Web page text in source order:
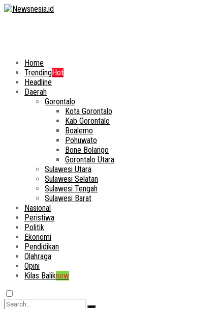
Home
TrendingHot
Headline
Daerah
Gorontalo
Kota Gorontalo
Kab Gorontalo
Boalemo
Pohuwato
Bone Bolango
Gorontalo Utara
Sulawesi Utara
Sulawesi Selatan
Sulawesi Tengah
Sulawesi Barat
Nasional
Peristiwa
Politik
Ekonomi
Pendidikan
Olahraga
Opini
Kilas Baliknew